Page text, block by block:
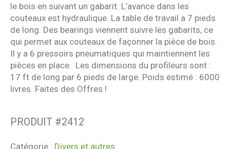
le bois en suivant un gabarit. L’avance dans les
couteaux est hydraulique. La table de travail a 7 pieds
de long. Des bearings viennent suivre les gabarits, ce
qui permet aux couteaux de façonner la pièce de bois.
Il y a 6 pressoirs pneumatiques qui maintiennent les
pièces en place. Les dimensions du profileurs sont :
17 ft de long par 6 pieds de large. Poids estimé : 6000
livres. Faites des Offres !
PRODUIT #2412
Catégorie : Divers et autres